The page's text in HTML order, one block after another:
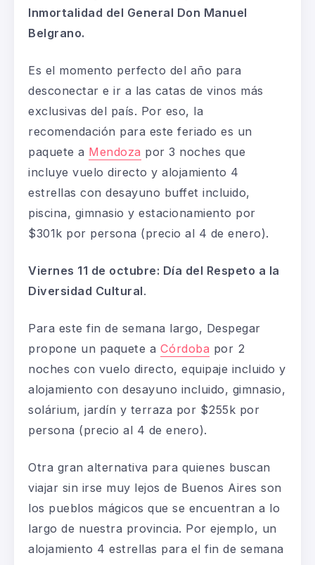
Inmortalidad del General Don Manuel
Belgrano.
Es el momento perfecto del año para
desconectar e ir a las catas de vinos más
exclusivas del país. Por eso, la
recomendación para este feriado es un
paquete a Mendoza por 3 noches que
incluye vuelo directo y alojamiento 4
estrellas con desayuno buffet incluido,
piscina, gimnasio y estacionamiento por
$301k por persona (precio al 4 de enero).
Viernes 11 de octubre: Día del Respeto a la
Diversidad Cultural.
Para este fin de semana largo, Despegar
propone un paquete a Córdoba por 2
noches con vuelo directo, equipaje incluido y
alojamiento con desayuno incluido, gimnasio,
solárium, jardín y terraza por $255k por
persona (precio al 4 de enero).
Otra gran alternativa para quienes buscan
viajar sin irse muy lejos de Buenos Aires son
los pueblos mágicos que se encuentran a lo
largo de nuestra provincia. Por ejemplo, un
alojamiento 4 estrellas para el fin de semana